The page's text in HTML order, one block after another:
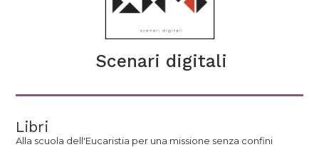
Scenari digitali
Libri
Alla scuola dell'Eucaristia per una missione senza confini